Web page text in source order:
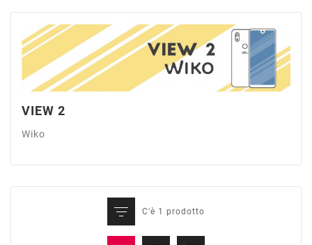
VIEW 2
Wiko
C'è 1 prodotto